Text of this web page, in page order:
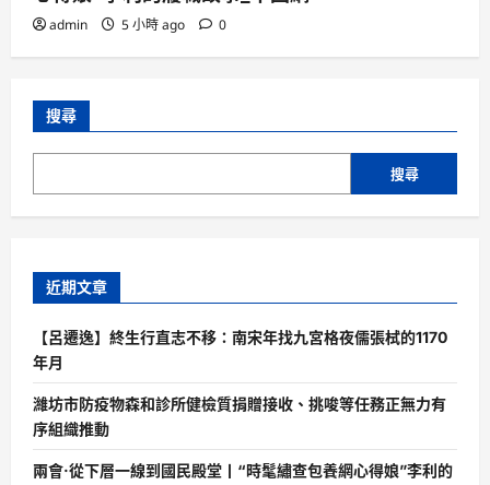
admin 5 小時 ago 0
搜尋
搜尋
近期文章
【呂遷逸】終生行直志不移：南宋年找九宮格夜儒張栻的1170
年月
濰坊市防疫物森和診所健檢質捐贈接收、挑唆等任務正無力有
序組織推動
兩會·從下層一線到國民殿堂丨“時髦繡查包養網心得娘”李利的